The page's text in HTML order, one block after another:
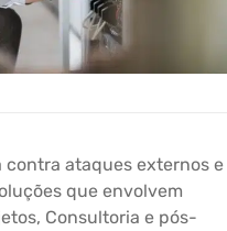
contra ataques externos e
que envolvem
Consultoria e pós-